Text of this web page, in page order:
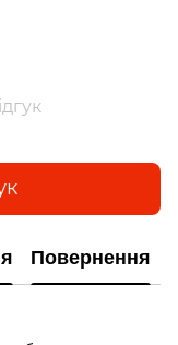
Повернення